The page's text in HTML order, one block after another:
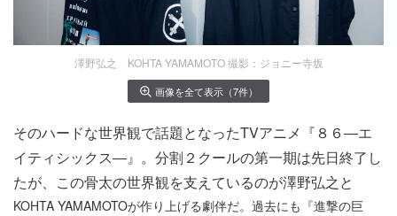
澤野弘之 KOHTA YAMAMOTO 撮影：ジョニー寺坂
画像を全て表示（7件）
そのハードな世界観で話題となったTVアニメ『８６―エ
イティシックス―』。分割２クールの第一期は先日終了し
たが、この骨太の世界観を支えているのが澤野弘之と
KOHTA YAMAMOTOが作り上げる劇伴だ。過去にも『進撃の巨